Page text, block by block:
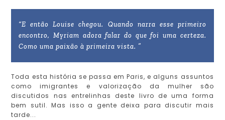
“E então Louise chegou. Quando narra esse primeiro
encontro, Myriam adora falar do que foi uma certeza.
Como uma paixão à primeira vista. ”
Toda esta história se passa em Paris, e alguns assuntos
como imigrantes e valorização da mulher são
discutidos nas entrelinhas deste livro de uma forma
bem sutil. Mas isso a gente deixa para discutir mais
tarde...